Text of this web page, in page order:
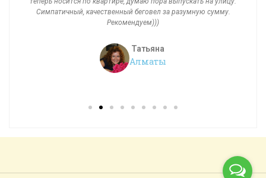
Симпатичный, качественный беговел за разумную сумму.
Рекомендуем)))
Татьяна
Алматы